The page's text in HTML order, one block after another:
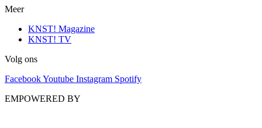
Meer
KNST! Magazine
KNST! TV
Volg ons
FacebookYoutube Instagram Spotify
EMPOWERED BY